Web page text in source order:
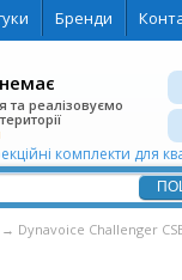
Бренди
реалізовуємо
комплекти для квартири та будинку
→ Dynavoice Challenger